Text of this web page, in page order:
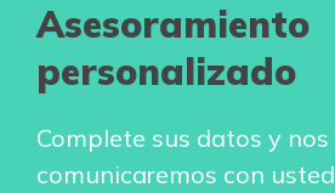
Asesoramiento
personalizado
Complete sus datos y nos
comunicaremos con usted